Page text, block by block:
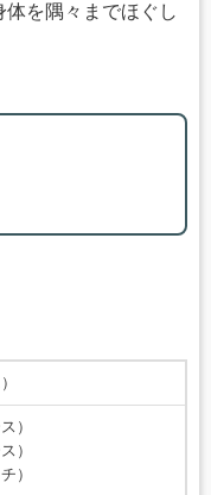
を隅々までほぐし
）
）
）